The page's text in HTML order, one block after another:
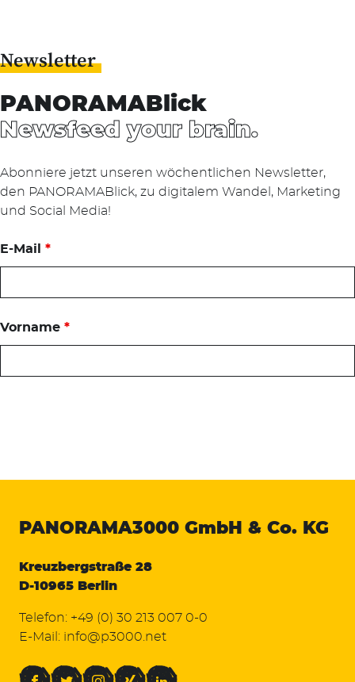
Newsletter
PANORAMABlick
Newsfeed your brain.
Abonniere jetzt unseren wöchentlichen Newsletter,
den PANORAMABlick, zu digitalem Wandel, Marketing
und Social Media!
E-Mail *
Vorname *
PANORAMA3000 GmbH & Co. KG
Kreuzbergstraße 28
D-10965 Berlin
Telefon: +49 (0) 30 213 007 0-0
E-Mail: info@p3000.net
FacebookTwitterInstagramXing LinkedIn